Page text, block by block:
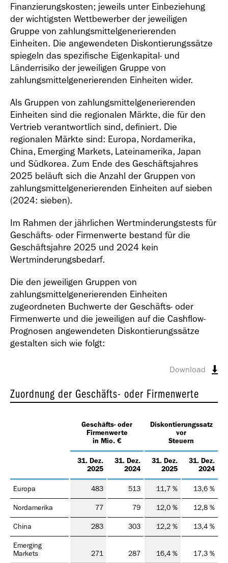
Finanzierungskosten; jeweils unter Einbeziehung
der wichtigsten Wettbewerber der jeweiligen
Gruppe von zahlungsmittelgenerierenden
Einheiten. Die angewendeten Diskontierungssätze
spiegeln das spezifische Eigenkapital- und
Länderrisiko der jeweiligen Gruppe von
zahlungsmittelgenerierenden Einheiten wider.
Als Gruppen von zahlungsmittelgenerierenden
Einheiten sind die regionalen Märkte, die für den
Vertrieb verantwortlich sind, definiert. Die
regionalen Märkte sind: Europa, Nordamerika,
China, Emerging Markets, Lateinamerika, Japan
und Südkorea. Zum Ende des Geschäftsjahres
2025 beläuft sich die Anzahl der Gruppen von
zahlungsmittelgenerierenden Einheiten auf sieben
(2024: sieben).
Im Rahmen der jährlichen Wertminderungstests für
Geschäfts- oder Firmenwerte bestand für die
Geschäftsjahre 2025 und 2024 kein
Wertminderungsbedarf.
Die den jeweiligen Gruppen von
zahlungsmittelgenerierenden Einheiten
zugeordneten Buchwerte der Geschäfts- oder
Firmenwerte und die jeweiligen auf die Cashflow-
Prognosen angewendeten Diskontierungssätze
gestalten sich wie folgt:
Download
Zuordnung der Geschäfts- oder Firmenwerte
Geschäfts- oder
Firmenwerte
in Mio. €
Diskontierungssatz
vor
Steuern
31. Dez.
2025
31. Dez.
2024
31. Dez.
2025
31. Dez.
2024
Europa 483 513 11,7 % 13,6 %
Nordamerika 77 79 12,0 % 12,8 %
China 283 303 12,2 % 13,4 %
Emerging
Markets
271 287 16,4 % 17,3 %